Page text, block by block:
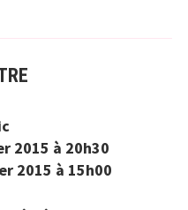
2015 à 20h30
2015 à 15h00